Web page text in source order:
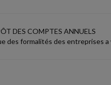
DES COMPTES ANNUELS
des formalités des entreprises